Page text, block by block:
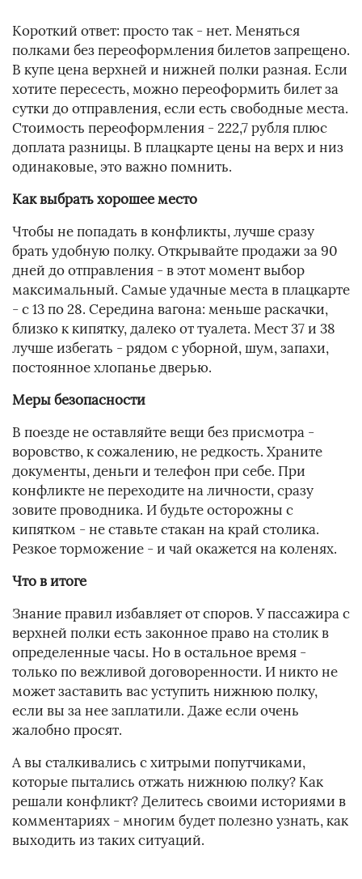
Короткий ответ: просто так - нет. Меняться
полками без переоформления билетов запрещено.
В купе цена верхней и нижней полки разная. Если
хотите пересесть, можно переоформить билет за
сутки до отправления, если есть свободные места.
Стоимость переоформления - 222,7 рубля плюс
доплата разницы. В плацкарте цены на верх и низ
одинаковые, это важно помнить.
Как выбрать хорошее место
Чтобы не попадать в конфликты, лучше сразу
брать удобную полку. Открывайте продажи за 90
дней до отправления - в этот момент выбор
максимальный. Самые удачные места в плацкарте
- с 13 по 28. Середина вагона: меньше раскачки,
близко к кипятку, далеко от туалета. Мест 37 и 38
лучше избегать - рядом с уборной, шум, запахи,
постоянное хлопанье дверью.
Меры безопасности
В поезде не оставляйте вещи без присмотра -
воровство, к сожалению, не редкость. Храните
документы, деньги и телефон при себе. При
конфликте не переходите на личности, сразу
зовите проводника. И будьте осторожны с
кипятком - не ставьте стакан на край столика.
Резкое торможение - и чай окажется на коленях.
Что в итоге
Знание правил избавляет от споров. У пассажира с
верхней полки есть законное право на столик в
определенные часы. Но в остальное время -
только по вежливой договоренности. И никто не
может заставить вас уступить нижнюю полку,
если вы за нее заплатили. Даже если очень
жалобно просят.
А вы сталкивались с хитрыми попутчиками,
которые пытались отжать нижнюю полку? Как
решали конфликт? Делитесь своими историями в
комментариях - многим будет полезно узнать, как
выходить из таких ситуаций.